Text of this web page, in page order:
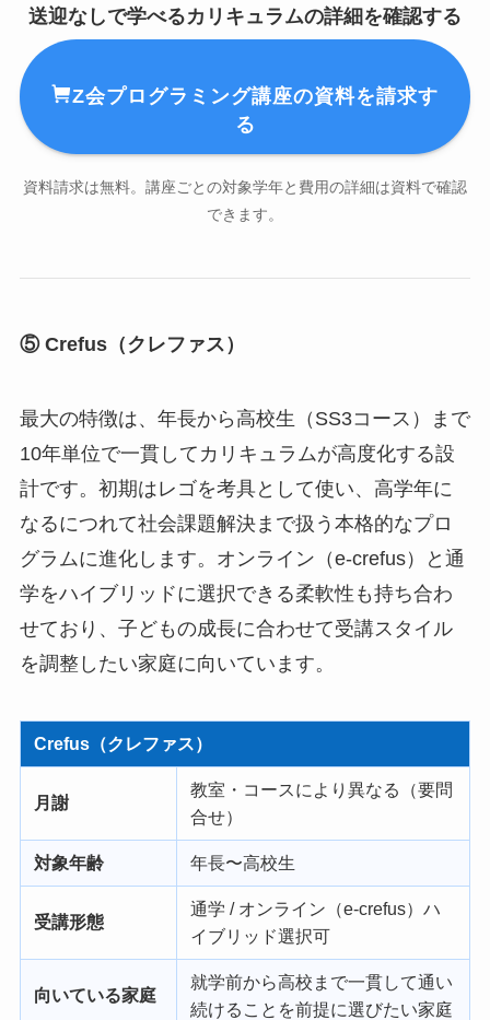
送迎なしで学べるカリキュラムの詳細を確認する
Z会プログラミング講座の資料を請求す
る
資料請求は無料。講座ごとの対象学年と費用の詳細は資料で確認
できます。
⑤ Crefus（クレファス）
最大の特徴は、年長から高校生（SS3コース）まで
10年単位で一貫してカリキュラムが高度化する設
計です。初期はレゴを考具として使い、高学年に
なるにつれて社会課題解決まで扱う本格的なプロ
グラムに進化します。オンライン（e-crefus）と通
学をハイブリッドに選択できる柔軟性も持ち合わ
せており、子どもの成長に合わせて受講スタイル
を調整したい家庭に向いています。
Crefus（クレファス）
月謝
教室・コースにより異なる（要問
合せ）
対象年齢 年長〜高校生
受講形態
通学 / オンライン（e-crefus）ハ
イブリッド選択可
向いている家庭
就学前から高校まで一貫して通い
続けることを前提に選びたい家庭